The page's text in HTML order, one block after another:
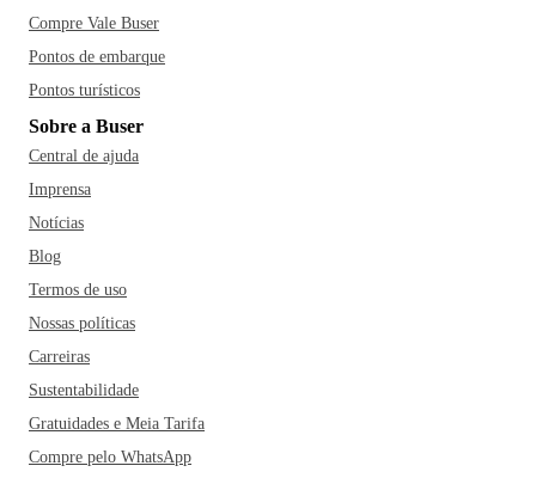
Compre Vale Buser
Pontos de embarque
Pontos turísticos
Sobre a Buser
Central de ajuda
Imprensa
Notícias
Blog
Termos de uso
Nossas políticas
Carreiras
Sustentabilidade
Gratuidades e Meia Tarifa
Compre pelo WhatsApp